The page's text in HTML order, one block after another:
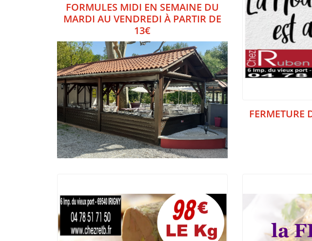
FORMULES MIDI EN SEMAINE DU
MARDI AU VENDREDI À PARTIR DE
13€
FERMETURE